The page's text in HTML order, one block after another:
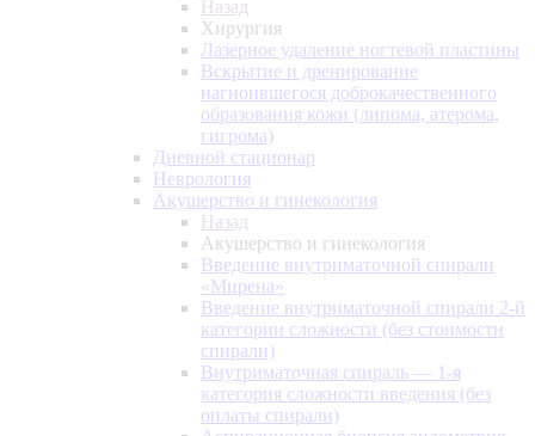
Назад
Хирургия
Лазерное удаление ногтевой пластины
Вскрытие и дренирование
нагноившегося доброкачественного
образования кожи (липома, атерома,
гигрома)
Дневной стационар
Неврология
Акушерство и гинекология
Назад
Акушерство и гинекология
Введение внутриматочной спирали
«Мирена»
Введение внутриматочной спирали 2-й
категории сложности (без стоимости
спирали)
Внутриматочная спираль — 1-я
категория сложности введения (без
оплаты спирали)